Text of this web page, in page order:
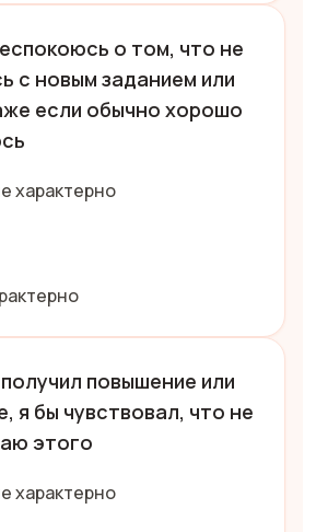
о том, что не
с новым заданием или
если обычно хорошо
характерно
повышение или
я бы чувствовал, что не
этого
характерно